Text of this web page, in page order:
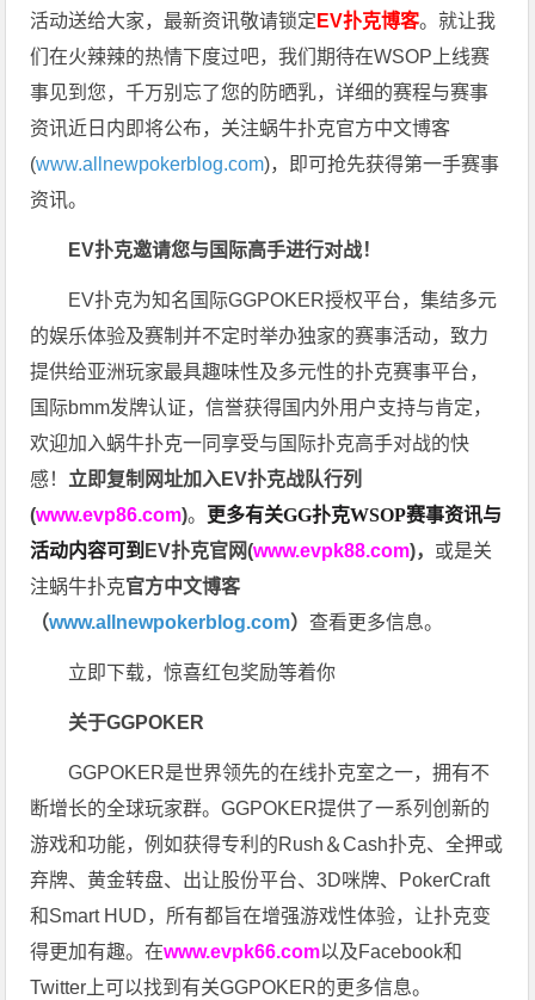
活动送给大家，最新资讯敬请锁定 EV扑克博客。 就让我
们在火辣辣的热情下度过吧，我们期待在WSOP上线赛
事见到您，千万别忘了您的防晒乳，详细的赛程与赛事
资讯近日内即将公布，关注蜗牛扑克官方中文博客
(www.allnewpokerblog.com)，即可抢先获得第一手赛事
资讯。
EV扑克邀请您与国际高手进行对战！
EV扑克为知名国际GGPOKER授权平台，集结多元
的娱乐体验及赛制并不定时举办独家的赛事活动，致力
提供给亚洲玩家最具趣味性及多元性的扑克赛事平台，
国际bmm发牌认证，信誉获得国内外用户支持与肯定，
欢迎加入蜗牛扑克一同享受与国际扑克高手对战的快
感！ 立即复制网址加入EV扑克战队行列
(www.evp86.com)。 更多有关GG扑克WSOP赛事资讯与
活动内容可到 EV扑克官网(www.evpk88.com)， 或是关
注蜗牛扑克官方中文博客
（www.allnewpokerblog.com）查看更多信息。
立即下载，惊喜红包奖励等着你
关于GGPOKER
GGPOKER是世界领先的在线扑克室之一，拥有不
断增长的全球玩家群。GGPOKER提供了一系列创新的
游戏和功能，例如获得专利的Rush＆Cash扑克、全押或
弃牌、黄金转盘、出让股份平台、3D咪牌、PokerCraft
和Smart HUD，所有都旨在增强游戏性体验，让扑克变
得更加有趣。在www.evpk66.com以及Facebook和
Twitter上可以找到有关GGPOKER的更多信息。